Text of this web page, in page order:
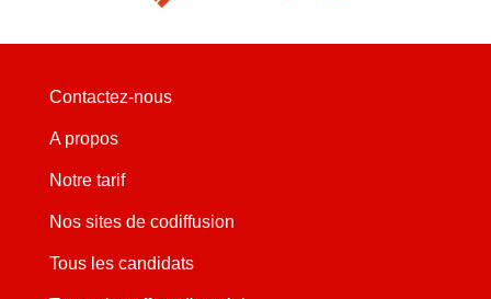
Contactez-nous
A propos
Notre tarif
Nos sites de codiffusion
Tous les candidats